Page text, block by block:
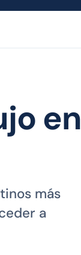
en
más
a